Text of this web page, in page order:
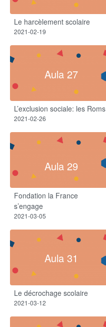
Le harcèlement scolaire
2021-02-19
Aula 27
L’exclusion sociale: les Roms
2021-02-26
Aula 29
Fondation la France
s’engage
2021-03-05
Aula 31
Le décrochage scolaire
2021-03-12